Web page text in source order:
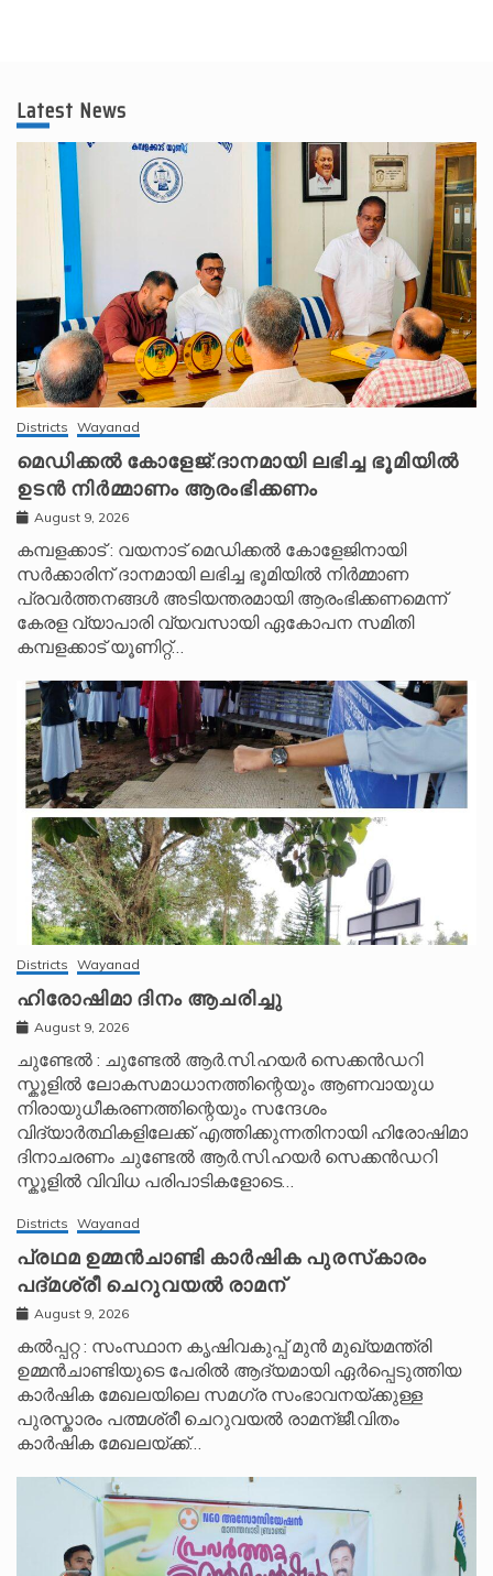
Latest News
Districts Wayanad
മെഡിക്കൽ കോളേജ്:ദാനമായി ലഭിച്ച ഭൂമിയിൽ
ഉടൻ നിർമ്മാണം ആരംഭിക്കണം
August 9, 2026
കമ്പളക്കാട് : വയനാട് മെഡിക്കൽ കോളേജിനായി
സർക്കാരിന് ദാനമായി ലഭിച്ച ഭൂമിയിൽ നിർമ്മാണ
പ്രവർത്തനങ്ങൾ അടിയന്തരമായി ആരംഭിക്കണമെന്ന്
കേരള വ്യാപാരി വ്യവസായി ഏകോപന സമിതി
കമ്പളക്കാട് യൂണിറ്റ്…
Districts Wayanad
ഹിരോഷിമാ ദിനം ആചരിച്ചു
August 9, 2026
ചുണ്ടേൽ : ചുണ്ടേൽ ആർ.സി.ഹയർ സെക്കൻഡറി
സ്കൂളിൽ ലോകസമാധാനത്തിന്റെയും ആണവായുധ
നിരായുധീകരണത്തിന്റെയും സന്ദേശം
വിദ്യാർത്ഥികളിലേക്ക് എത്തിക്കുന്നതിനായി ഹിരോഷിമാ
ദിനാചരണം ചുണ്ടേൽ ആർ.സി.ഹയർ സെക്കൻഡറി
സ്കൂളിൽ വിവിധ പരിപാടികളോടെ…
Districts Wayanad
പ്രഥമ ഉമ്മൻചാണ്ടി കാർഷിക പുരസ്‌കാരം
പദ്മശ്രീ ചെറുവയൽ രാമന്
August 9, 2026
കൽപ്പറ്റ : സംസ്ഥാന കൃഷിവകുപ്പ് മുൻ മുഖ്യമന്ത്രി
ഉമ്മൻചാണ്ടിയുടെ പേരിൽ ആദ്യമായി ഏർപ്പെടുത്തിയ
കാർഷിക മേഖലയിലെ സമഗ്ര സംഭാവനയ്ക്കുള്ള
പുരസ്കാരം പത്മശ്രീ ചെറുവയൽ രാമന്ജീ.വിതം
കാർഷിക മേഖലയ്ക്ക്…